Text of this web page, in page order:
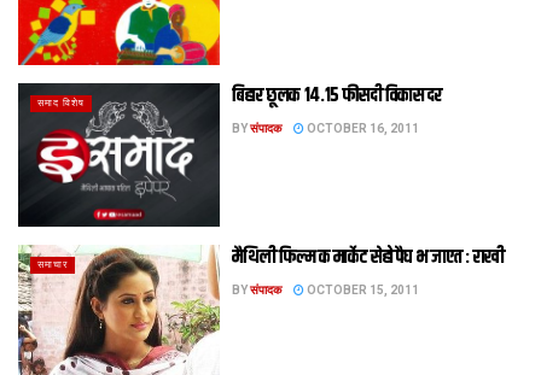
समाद विशेष बिहार छूलक 14.15 फीसदी विकास दर
BYसंपादक OCTOBER 16, 2011
समाचार मैथिली फिल्म क मार्केट सेहो पैघ भ जाएत : राखी
BYसंपादक OCTOBER 15, 2011